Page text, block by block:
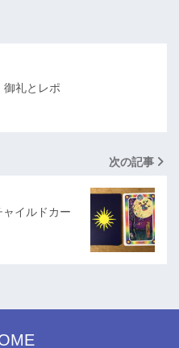
御礼とレポ
次の記事
イルドカー